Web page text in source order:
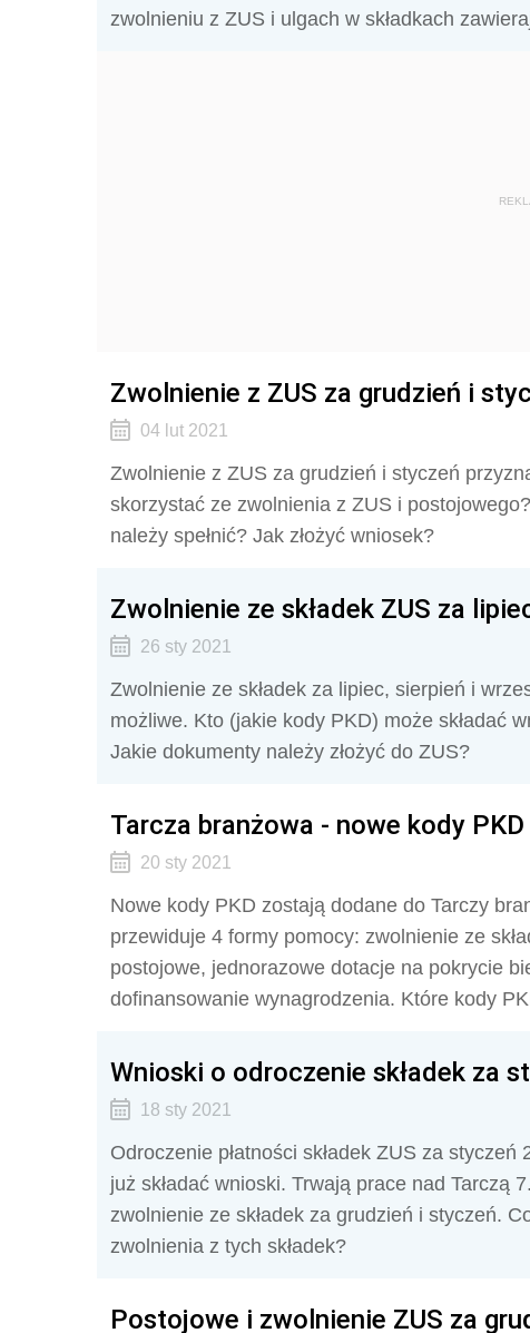
zwolnieniu z ZUS i ulgach w składkach
Zwolnienie z ZUS za grudzień i
04 lut 2021
Zwolnienie z ZUS za grudzień i styczeń
skorzystać ze zwolnienia z ZUS i
należy spełnić? Jak złożyć wniosek?
Zwolnienie ze składek ZUS za
26 sty 2021
Zwolnienie ze składek za lipiec, sierpień i
możliwe. Kto (jakie kody PKD) może składać
Jakie dokumenty należy złożyć do ZUS?
Tarcza branżowa - nowe kody PKD
20 sty 2021
Nowe kody PKD zostają dodane do Tarczy
przewiduje 4 formy pomocy: zwolnienie ze
postojowe, jednorazowe dotacje na pokrycie
dofinansowanie wynagrodzenia. Które kody
Wnioski o odroczenie składek za
18 sty 2021
Odroczenie płatności składek ZUS za
już składać wnioski. Trwają prace nad Tarczą
zwolnienie ze składek za grudzień i styczeń.
zwolnienia z tych składek?
Postojowe i zwolnienie ZUS za